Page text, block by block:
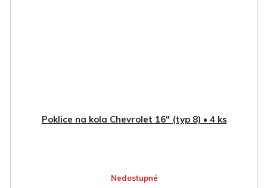
Poklice na kola Chevrolet 16" (typ 8) • 4 ks
Nedostupné